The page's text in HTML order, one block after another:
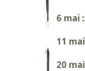
6 mai :
11 mai
20 mai